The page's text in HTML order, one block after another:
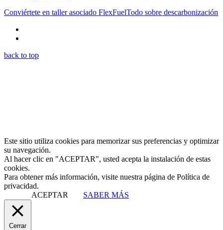
Conviértete en taller asociado FlexFuelTodo sobre descarbonización
back to top
Este sitio utiliza cookies para memorizar sus preferencias y optimizar
su navegación.
Al hacer clic en "ACEPTAR", usted acepta la instalación de estas
cookies.
Para obtener más información, visite nuestra página de Política de
privacidad.
ACEPTAR
SABER MÁS
Cerrar